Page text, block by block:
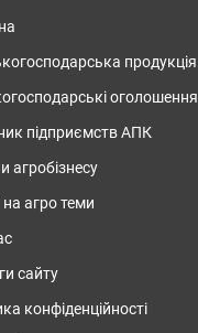
продукція
оголошення
підприємств АПК
агробізнесу
на агро теми
сайту
конфіденційності